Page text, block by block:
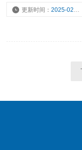
更新时间：2025-02-11